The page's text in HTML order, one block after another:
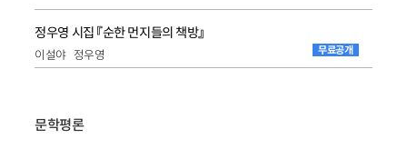
정우영 시집 『순한 먼지들의 책방』
이설야 정우영 무료공개
문학평론